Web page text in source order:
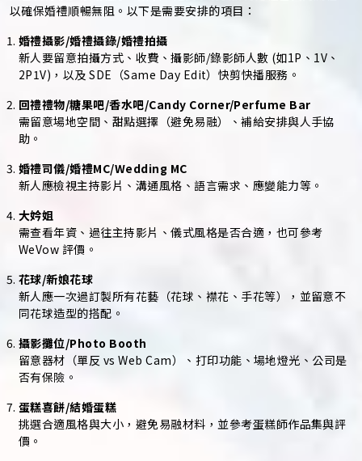
以確保婚禮順暢無阻。以下是需要安排的項目：
婚禮攝影/婚禮攝錄/婚禮拍攝
新人要留意拍攝方式、收費、攝影師/錄影師人數 (如1P、1V、
2P1V)，以及 SDE（Same Day Edit）快剪快播服務。
回禮禮物/糖果吧/香水吧/Candy Corner/Perfume Bar
需留意場地空間、甜點選擇（避免易融）、補給安排與人手協
助。
婚禮司儀/婚禮MC/Wedding MC
新人應檢視主持影片、溝通風格、語言需求、應變能力等。
大妗姐
需查看年資、過往主持影片、儀式風格是否合適，也可參考
WeVow 評價。
花球/新娘花球
新人應一次過訂製所有花藝（花球、襟花、手花等），並留意不
同花球造型的搭配。
攝影攤位/Photo Booth
留意器材（單反 vs Web Cam）、打印功能、場地燈光、公司是
否有保險。
蛋糕喜餅/結婚蛋糕
挑選合適風格與大小，避免易融材料，並參考蛋糕師作品集與評
價。